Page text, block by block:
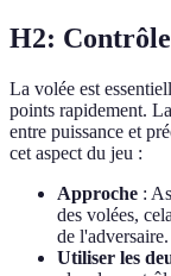
H2:
La volée est
points rapidement.
entre puissance et
cet aspect du jeu :
Approche :
des volées,
de l'adversaire.
Utiliser les